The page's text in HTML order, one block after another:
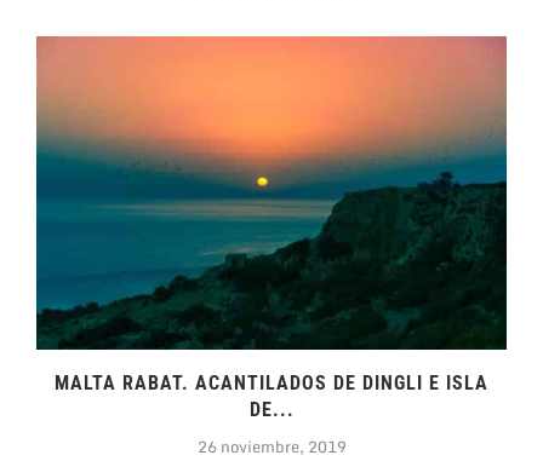
MALTA RABAT. ACANTILADOS DE DINGLI E ISLA
DE...
26 noviembre, 2019